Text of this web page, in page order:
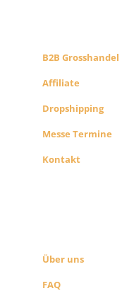
B2B Grosshandel
Affiliate
Dropshipping
Messe Termine
Kontakt
Über uns
FAQ